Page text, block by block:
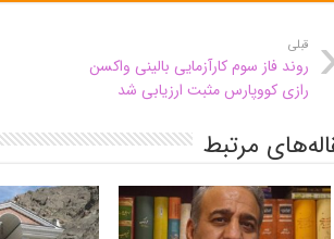
قبلی
روند فاز سوم کارآزمایی بالینی واکسن
رازی کووپارس مثبت ارزیابی شد
مرتبط